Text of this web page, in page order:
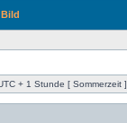
+ 1 Stunde [ Sommerzeit ]